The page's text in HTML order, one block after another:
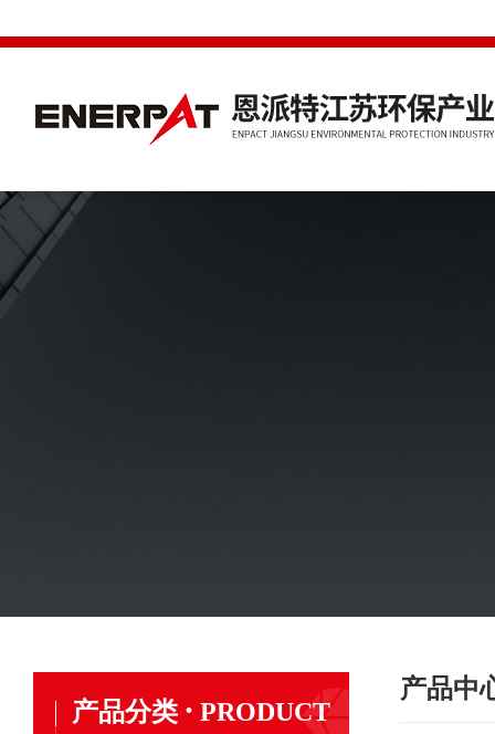
产品分类 · PRODUCT
产品中